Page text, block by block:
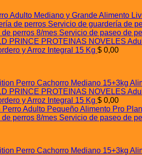
Alimento
Servicio de guardería de
Servicio de paseo de
y Arroz Integral 15 Kg $ 0,00
y Arroz Integral 15 Kg $ 0,00
Alimento Pro
Servicio de paseo de